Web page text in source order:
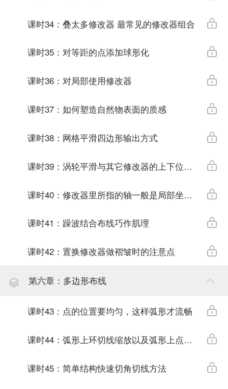
课时34：叠太多修改器 最常见的修改器组合
课时35：对等距的点添加球形化
课时36：对局部使用修改器
课时37：如何塑造自然物表面的质感
课时38：网格平滑四边形输出方式
课时39：涡轮平滑与其它修改器的上下位置关系
课时40：修改器里所指的轴一般是局部坐标系
课时41：躁波结合布线巧作肌理
课时42：置换修改器做褶皱时的注意点
第六章：多边形布线
课时43：点的位置要均匀，这样弧形才流畅
课时44：弧形上环切线缩放以及弧形上点的位置调节
课时45：简单结构快速切角切线方法